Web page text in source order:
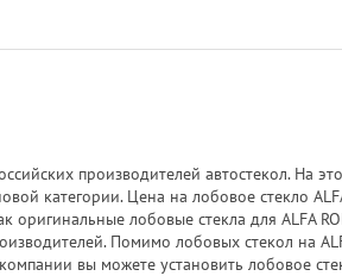
производителей автостекол. На
категории. Цена на лобовое стекло
оригинальные лобовые стекла для ALFA
Помимо лобовых стекол на
вы можете установить лобовое